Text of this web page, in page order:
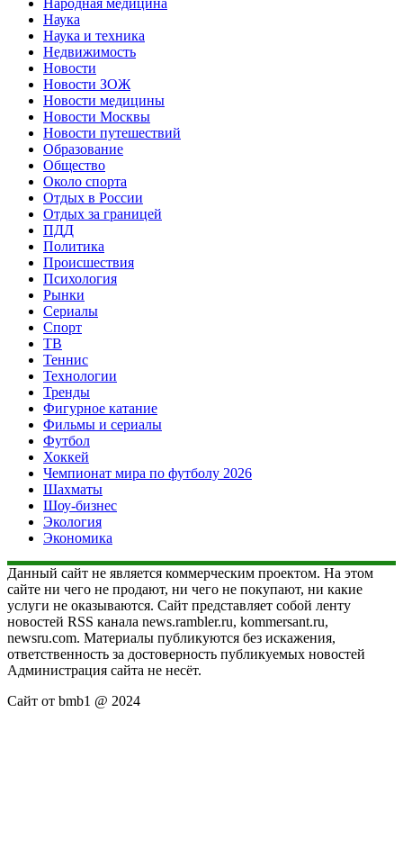
Наука
Наука и техника
Недвижимость
Новости
Новости ЗОЖ
Новости медицины
Новости Москвы
Новости путешествий
Образование
Общество
Около спорта
Отдых в России
Отдых за границей
ПДД
Политика
Происшествия
Психология
Рынки
Сериалы
Спорт
ТВ
Теннис
Технологии
Тренды
Фигурное катание
Фильмы и сериалы
Футбол
Хоккей
Чемпионат мира по футболу 2026
Шахматы
Шоу-бизнес
Экология
Экономика
Данный сайт не является коммерческим проектом. На этом
сайте ни чего не продают, ни чего не покупают, ни какие
услуги не оказываются. Сайт представляет собой ленту
новостей RSS канала news.rambler.ru, kommersant.ru,
newsru.com. Материалы публикуются без искажения,
ответственность за достоверность публикуемых новостей
Администрация сайта не несёт.
Сайт от bmb1 @ 2024